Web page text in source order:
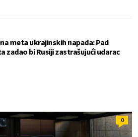
meta ukrajinskih napada: Pad
zadao bi Rusiji zastrašujući udarac
0